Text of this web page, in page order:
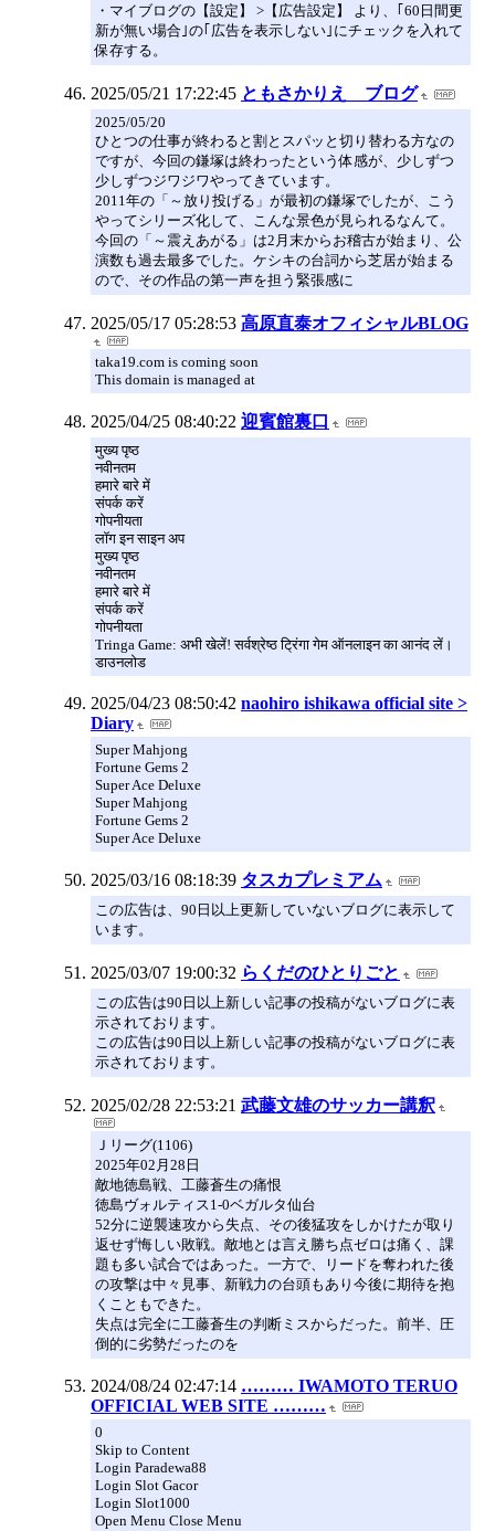
・マイブログの【設定】 >【広告設定】 より、｢60日間更
新が無い場合｣の｢広告を表示しない｣にチェックを入れて
保存する。
2025/05/21 17:22:45 ともさかりえ ブログ
2025/05/20
ひとつの仕事が終わると割とスパッと切り替わる方なの
ですが、今回の鎌塚は終わったという体感が、少しずつ
少しずつジワジワやってきています。
2011年の「～放り投げる」が最初の鎌塚でしたが、こう
やってシリーズ化して、こんな景色が見られるなんて。
今回の「～震えあがる」は2月末からお稽古が始まり、公
演数も過去最多でした。ケシキの台詞から芝居が始まる
ので、その作品の第一声を担う緊張感に
2025/05/17 05:28:53 高原直泰オフィシャルBLOG
taka19.com is coming soon
This domain is managed at
2025/04/25 08:40:22 迎賓館裏口
मुख्य पृष्ठ
नवीनतम
हमारे बारे में
संपर्क करें
गोपनीयता
लॉग इन साइन अप
मुख्य पृष्ठ
नवीनतम
हमारे बारे में
संपर्क करें
गोपनीयता
Tringa Game: अभी खेलें! सर्वश्रेष्ठ ट्रिंगा गेम ऑनलाइन का आनंद लें।
डाउनलोड
2025/04/23 08:50:42 naohiro ishikawa official site >
Diary
Super Mahjong
Fortune Gems 2
Super Ace Deluxe
Super Mahjong
Fortune Gems 2
Super Ace Deluxe
2025/03/16 08:18:39 タスカプレミアム
この広告は、90日以上更新していないブログに表示して
います。
2025/03/07 19:00:32 らくだのひとりごと
この広告は90日以上新しい記事の投稿がないブログに表
示されております。
この広告は90日以上新しい記事の投稿がないブログに表
示されております。
2025/02/28 22:53:21 武藤文雄のサッカー講釈
Ｊリーグ(1106)
2025年02月28日
敵地徳島戦、工藤蒼生の痛恨
徳島ヴォルティス1-0ベガルタ仙台
52分に逆襲速攻から失点、その後猛攻をしかけたが取り
返せず悔しい敗戦。敵地とは言え勝ち点ゼロは痛く、課
題も多い試合ではあった。一方で、リードを奪われた後
の攻撃は中々見事、新戦力の台頭もあり今後に期待を抱
くこともできた。
失点は完全に工藤蒼生の判断ミスからだった。前半、圧
倒的に劣勢だったのを
2024/08/24 02:47:14 ……… IWAMOTO TERUO
OFFICIAL WEB SITE ………
0
Skip to Content
Login Paradewa88
Login Slot Gacor
Login Slot1000
Open Menu Close Menu